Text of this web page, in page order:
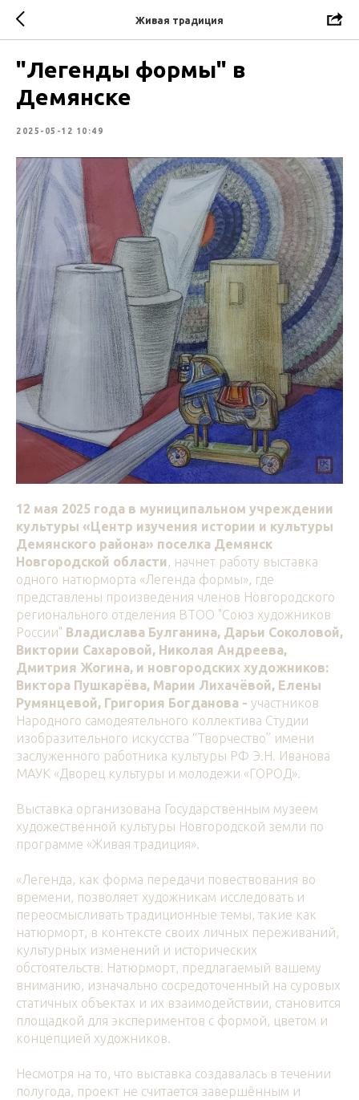
Живая традиция
"Легенды формы" в
Демянске
2025-05-12 10:49
12 мая 2025 года в муниципальном учреждении
культуры «Центр изучения истории и культуры
Демянского района» поселка Демянск
Новгородской области, начнет работу выставка
одного натюрморта «Легенда формы», где
представлены произведения членов Новгородского
регионального отделения ВТОО "Союз художников
России" Владислава Булганина, Дарьи Соколовой,
Виктории Сахаровой, Николая Андреева,
Дмитрия Жогина, и новгородских художников:
Виктора Пушкарëва, Марии Лихачëвой, Елены
Румянцевой, Григория Богданова - участников
Народного самодеятельного коллектива Студии
изобразительного искусства “Творчество” имени
заслуженного работника культуры РФ Э.Н. Иванова
МАУК «Дворец культуры и молодежи «ГОРОД».
Выставка организована Государственным музеем
художественной культуры Новгородской земли по
программе «Живая традиция».
«Легенда, как форма передачи повествования во
времени, позволяет художникам исследовать и
переосмысливать традиционные темы, такие как
натюрморт, в контексте своих личных переживаний,
культурных изменений и исторических
обстоятельств. Натюрморт, предлагаемый вашему
вниманию, изначально сосредоточенный на суровых
статичных объектах и их взаимодействии, становится
площадкой для экспериментов с формой, цветом и
концепцией художников.
Несмотря на то, что выставка создавалась в течении
полугода, проект не считается завершённым и